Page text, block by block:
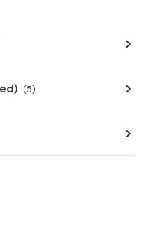
(5)